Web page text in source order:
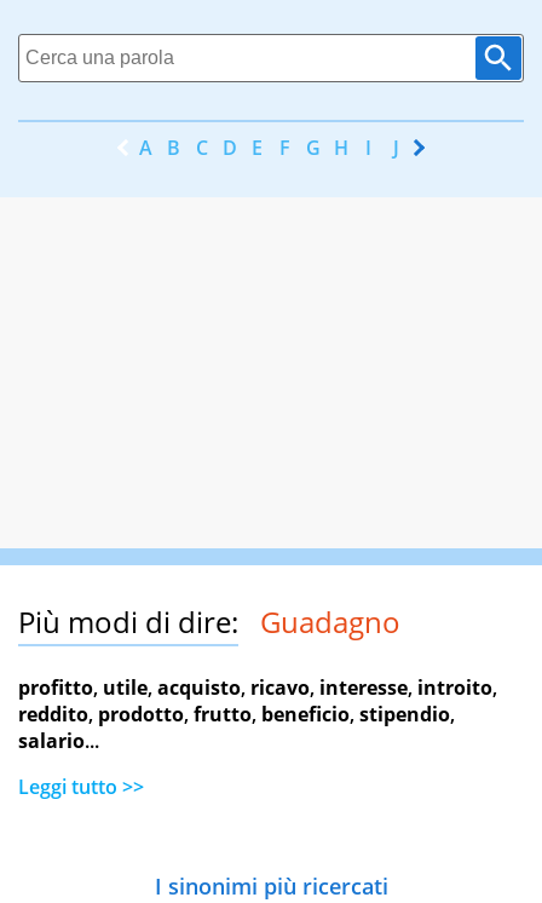
A B C D E F G H I J K
Più modi di dire: Guadagno
profitto, utile,acquisto, ricavo, interesse, introito,
reddito, prodotto,frutto, beneficio,stipendio,
salario...
Leggi tutto >>
I sinonimi più ricercati